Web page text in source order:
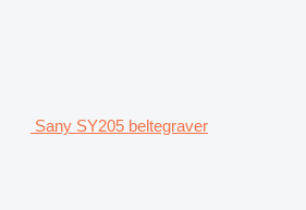
Sany SY205 beltegraver